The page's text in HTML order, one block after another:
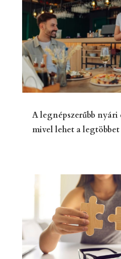
A legnépszerűbb
mivel lehet a legtöbbet